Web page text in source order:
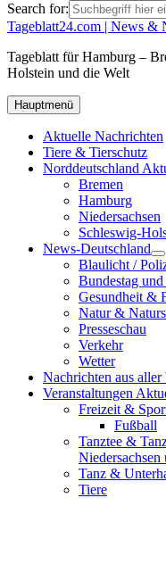
Search for:
Tageblatt24.com | News &
Tageblatt für Hamburg –
Holstein und die Welt
Hauptmenü
Aktuelle Nachrichten
Tiere & Tierschutz
Norddeutschland
Bremen
Hamburg
Niedersachsen
Schleswig-
News-Deutschland
Blaulicht /
Bundestag
Gesundheit &
Natur &
Presseschau
Verkehr
Wetter
Nachrichten aus aller
Veranstaltungen
Freizeit &
Fußball
Tanztee &
Tanz &
Tiere